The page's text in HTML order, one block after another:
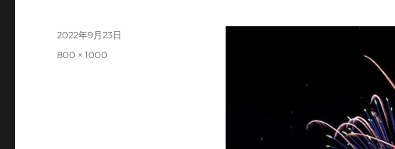
投
2022年9月23日
フ
800 × 1000